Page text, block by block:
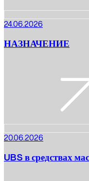
24.06.2026
НАЗНАЧЕНИЕ
20.06.2026
UBS в средствах